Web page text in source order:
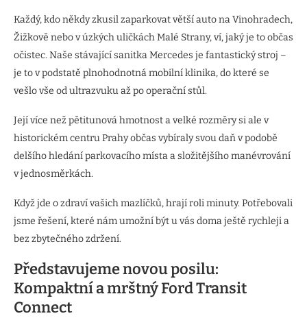
Každý, kdo někdy zkusil zaparkovat větší auto na Vinohradech,
Žižkově nebo v úzkých uličkách Malé Strany, ví, jaký je to občas
očistec. Naše stávající sanitka Mercedes je fantastický stroj –
je to v podstatě plnohodnotná mobilní klinika, do které se
vešlo vše od ultrazvuku až po operační stůl.
Její více než pětitunová hmotnost a velké rozměry si ale v
historickém centru Prahy občas vybíraly svou daň v podobě
delšího hledání parkovacího místa a složitějšího manévrování
v jednosměrkách.
Když jde o zdraví vašich mazlíčků, hrají roli minuty. Potřebovali
jsme řešení, které nám umožní být u vás doma ještě rychleji a
bez zbytečného zdržení.
Představujeme novou posilu:
Kompaktní a mrštný Ford Transit
Connect